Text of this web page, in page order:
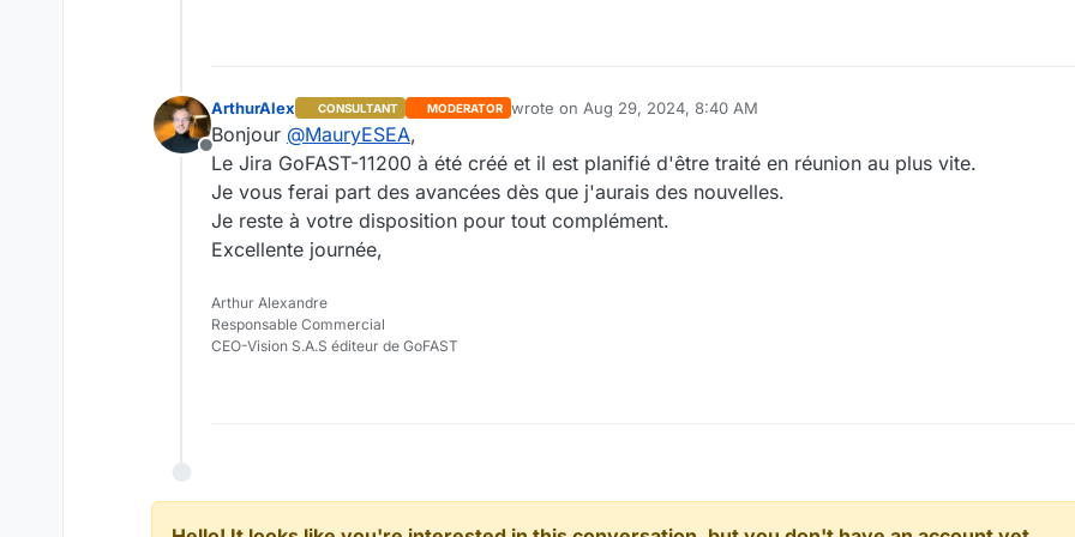
Offline
ArthurAlex CONSULTANT MODERATOR wrote on Aug 29, 2024, 8:40 AM
last edited by
Bonjour @MauryESEA,
Le Jira GoFAST-11200 à été créé et il est planifié d'être traité en réunion au plus vite.
Je vous ferai part des avancées dès que j'aurais des nouvelles.
Je reste à votre disposition pour tout complément.
Excellente journée,
Arthur Alexandre
Responsable Commercial
CEO-Vision S.A.S éditeur de GoFAST